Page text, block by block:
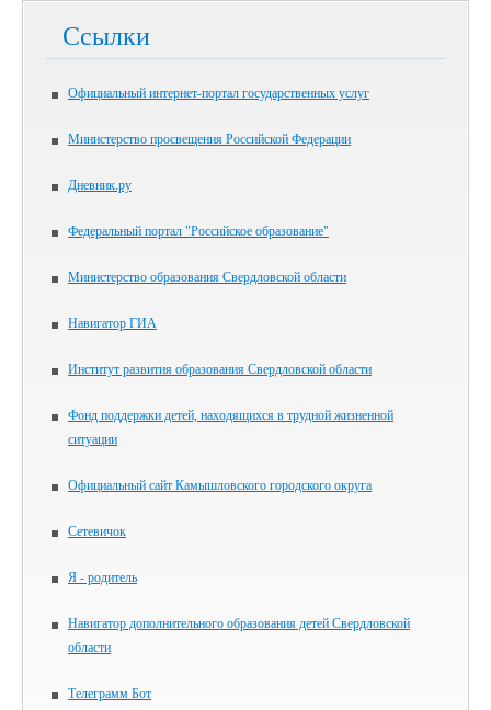
Ссылки
Официальный интернет-портал государственных услуг
Министерство просвещения Российской Федерации
Дневник.ру
Федеральный портал "Российское образование"
Министерство образования Свердловской области
Навигатор ГИА
Институт развития образования Свердловской области
Фонд поддержки детей, находящихся в трудной жизненной
ситуации
Официальный сайт Камышловского городского округа
Сетевичок
Я - родитель
Навигатор дополнительного образования детей Свердловской
области
Телеграмм Бот